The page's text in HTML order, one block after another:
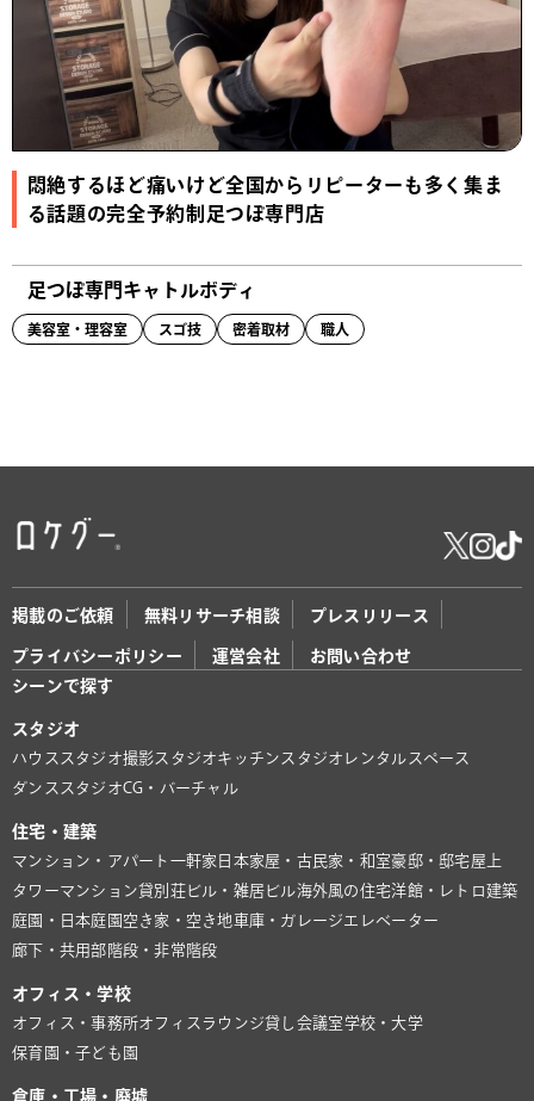
悶絶するほど痛いけど全国からリピーターも多く集ま
る話題の完全予約制足つぼ専門店
足つぼ専門キャトルボディ
美容室・理容室 スゴ技 密着取材 職人
掲載のご依頼 無料リサーチ相談 プレスリリース
プライバシーポリシー 運営会社
お問い合わせ
シーンで探す
スタジオ
ハウススタジオ撮影スタジオキッチンスタジオ レンタルスペース
ダンススタジオCG・バーチャル
住宅・建築
マンション・アパート 一軒家 日本家屋・古民家・和室豪邸・邸宅屋上
タワーマンション貸別荘ビル・雑居ビル海外風の住宅洋館・レトロ建築
庭園・日本庭園 空き家・空き地 車庫・ガレージ エレベーター
廊下・共用部 階段・非常階段
オフィス・学校
オフィス・事務所オフィスラウンジ貸し会議室学校・大学
保育園・子ども園
倉庫・工場・廃墟